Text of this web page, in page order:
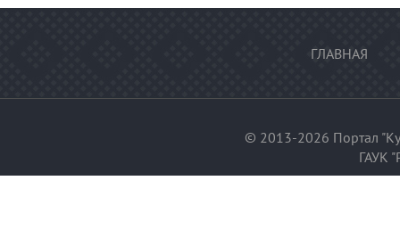
ГЛАВНАЯ
© 2013-2026 Портал
ГАУК